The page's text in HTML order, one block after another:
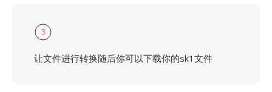
3
让文件进行转换随后你可以下载你的sk1文件